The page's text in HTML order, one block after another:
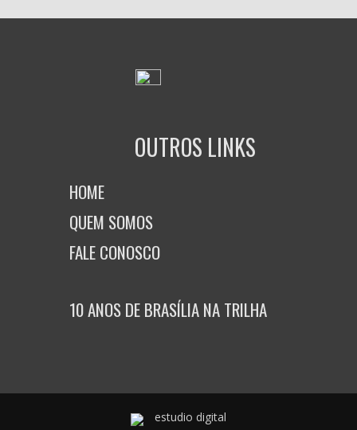
OUTROS LINKS
HOME
QUEM SOMOS
FALE CONOSCO
10 ANOS DE BRASÍLIA NA TRILHA
estudio digital